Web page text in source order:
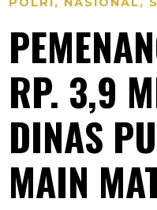
RP. 3,9
DINAS
MAIN